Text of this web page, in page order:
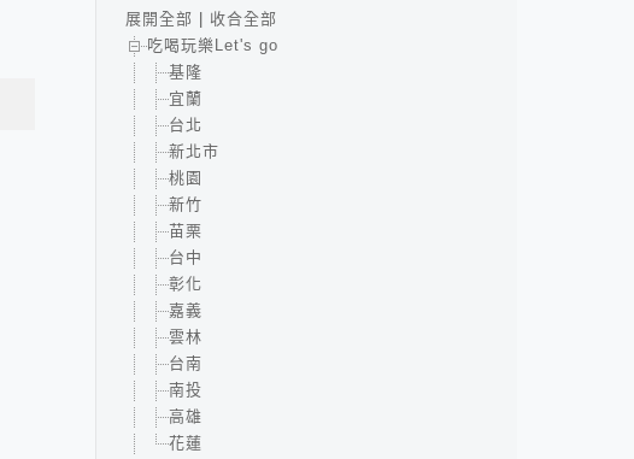
展開全部
收合全部
吃喝玩樂Let's go
基隆
宜蘭
台北
新北市
桃園
新竹
苗栗
台中
彰化
嘉義
雲林
台南
南投
高雄
花蓮